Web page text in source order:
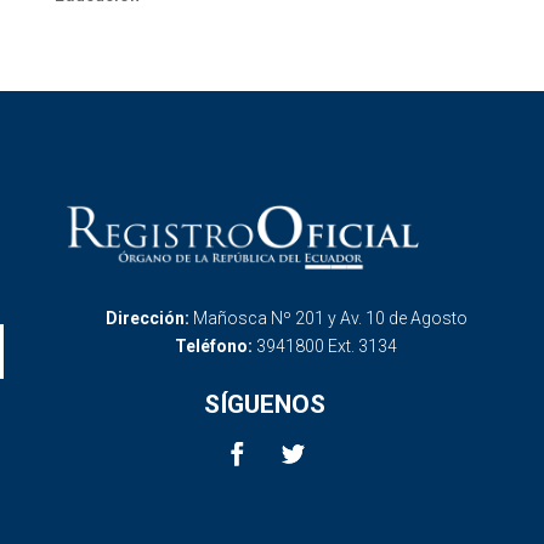
Dirección: Mañosca Nº 201 y Av. 10 de Agosto
Teléfono: 3941800 Ext. 3134
SÍGUENOS